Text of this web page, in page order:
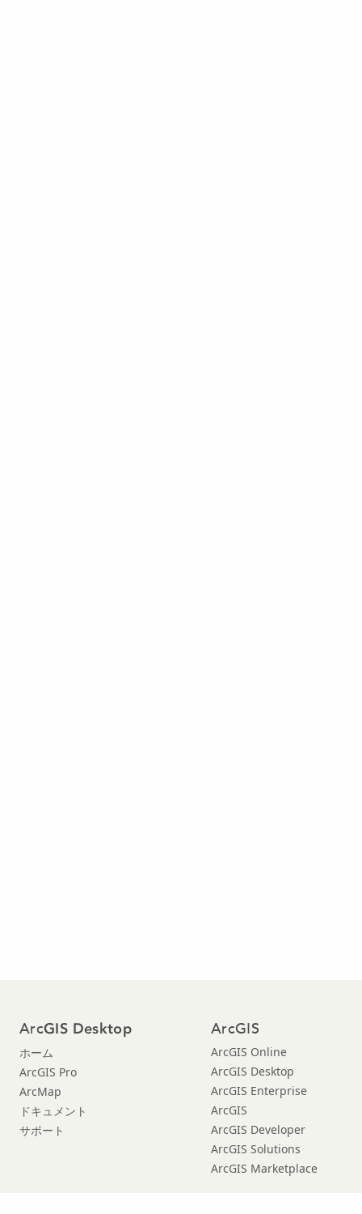
ArcGIS Desktop
ホーム
ArcGIS Pro
ArcMap
ドキュメント
サポート
ArcGIS
ArcGIS Online
ArcGIS Desktop
ArcGIS Enterprise
ArcGIS
ArcGIS Developer
ArcGIS Solutions
ArcGIS Marketplace